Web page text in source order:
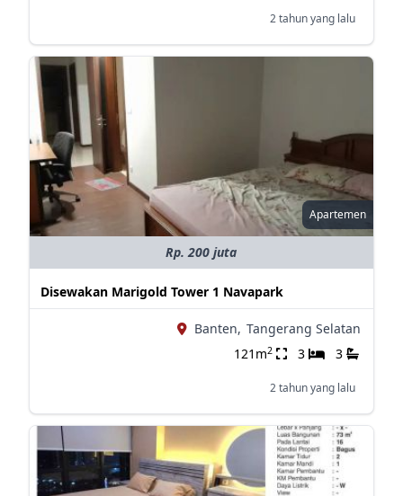
2 tahun yang lalu
Apartemen
Rp. 200 juta
Disewakan Marigold Tower 1 Navapark
Banten, Tangerang Selatan
121m2 3 3
2 tahun yang lalu